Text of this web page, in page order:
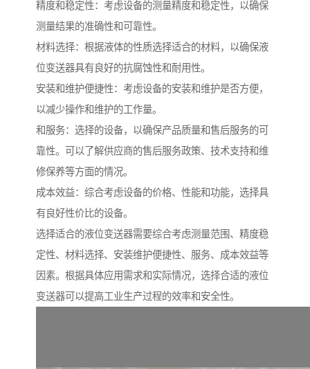
精度和稳定性：考虑设备的测量精度和稳定性，以确保
测量结果的准确性和可靠性。
材料选择：根据液体的性质选择适合的材料，以确保液
位变送器具有良好的抗腐蚀性和耐用性。
安装和维护便捷性：考虑设备的安装和维护是否方便，
以减少操作和维护的工作量。
和服务：选择的设备，以确保产品质量和售后服务的可
靠性。可以了解供应商的售后服务政策、技术支持和维
修保养等方面的情况。
成本效益：综合考虑设备的价格、性能和功能，选择具
有良好性价比的设备。
选择适合的液位变送器需要综合考虑测量范围、精度稳
定性、材料选择、安装维护便捷性、服务、成本效益等
因素。根据具体应用需求和实际情况，选择合适的液位
变送器可以提高工业生产过程的效率和安全性。